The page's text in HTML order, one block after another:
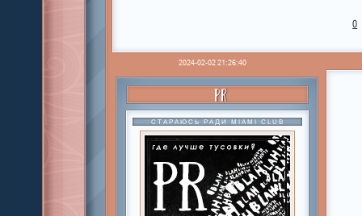
0
2024-02-02 21:26:40
PR
СТАРАЮСЬ РАДИ MIAMI CLUB